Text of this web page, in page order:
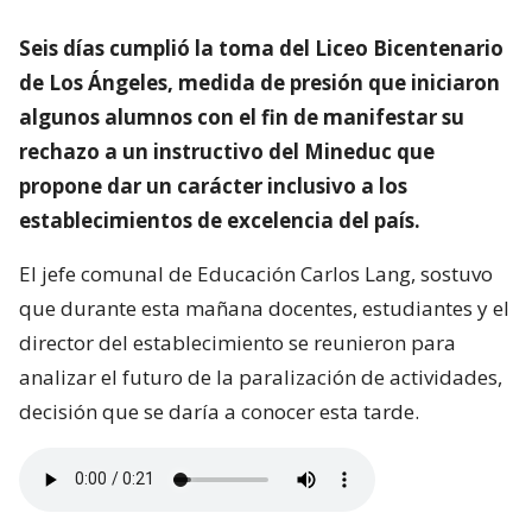
Seis días cumplió la toma del Liceo Bicentenario
de Los Ángeles, medida de presión que iniciaron
algunos alumnos con el fin de manifestar su
rechazo a un instructivo del Mineduc que
propone dar un carácter inclusivo a los
establecimientos de excelencia del país.
El jefe comunal de Educación Carlos Lang, sostuvo
que durante esta mañana docentes, estudiantes y el
director del establecimiento se reunieron para
analizar el futuro de la paralización de actividades,
decisión que se daría a conocer esta tarde.